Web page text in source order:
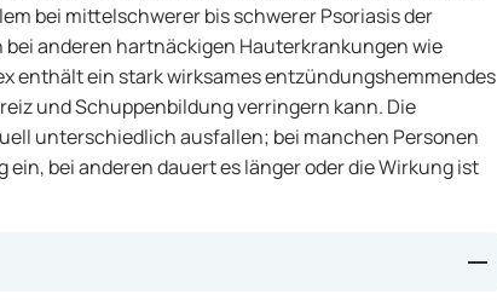
bei mittelschwerer bis schwerer Psoriasis der
anderen hartnäckigen Hauterkrankungen wie
enthält ein stark wirksames entzündungshemmendes
und Schuppenbildung verringern kann. Die
unterschiedlich ausfallen; bei manchen Personen
bei anderen dauert es länger oder die Wirkung ist